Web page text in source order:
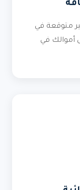
متوقعة في
أموالك في